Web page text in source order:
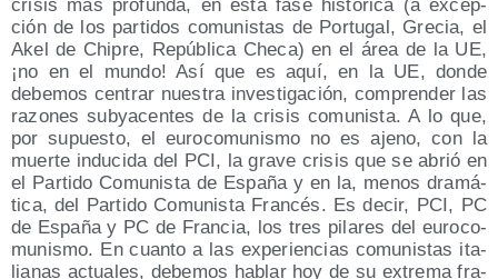
cri­sis más pro­fun­da, en esta fase his­tó­ri­ca (a excep­
ción de los par­ti­dos comu­nis­tas de Por­tu­gal, Gre­cia, el
Akel de Chi­pre, Repú­bli­ca Che­ca) en el área de la UE,
¡no en el mun­do! Así que es aquí, en la UE, don­de
debe­mos cen­trar nues­tra inves­ti­ga­ción, com­pren­der las
razo­nes sub­ya­cen­tes de la cri­sis comu­nis­ta. A lo que,
por supues­to, el euro­co­mu­nis­mo no es ajeno, con la
muer­te indu­ci­da del PCI, la gra­ve cri­sis que se abrió en
el Par­ti­do Comu­nis­ta de Espa­ña y en la, menos dra­má­
ti­ca, del Par­ti­do Comu­nis­ta Fran­cés. Es decir, PCI, PC
de Espa­ña y PC de Fran­cia, los tres pila­res del euro­co­
mu­nis­mo. En cuan­to a las expe­rien­cias comu­nis­tas ita­
lia­nas actua­les, debe­mos hablar hoy de su extre­ma fra­